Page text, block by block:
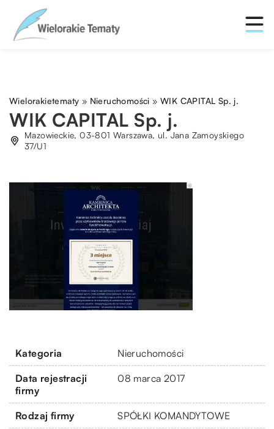
Wielorakietematy » Nieruchomości »WIK CAPITAL Sp. j.
WIK CAPITAL Sp. j.
Mazowieckie, 03-801 Warszawa, ul. Jana Zamoyskiego
37/U1
Kategoria Nieruchomości
Data rejestracji
firmy
08 marca 2017
Rodzaj firmy SPÓŁKI KOMANDYTOWE